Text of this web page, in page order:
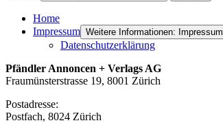
Home
Impressum Weitere Informationen: Impressum
Datenschutzerklärung
Pfändler Annoncen + Verlags AG
Fraumünsterstrasse 19, 8001 Zürich
Postadresse:
Postfach, 8024 Zürich